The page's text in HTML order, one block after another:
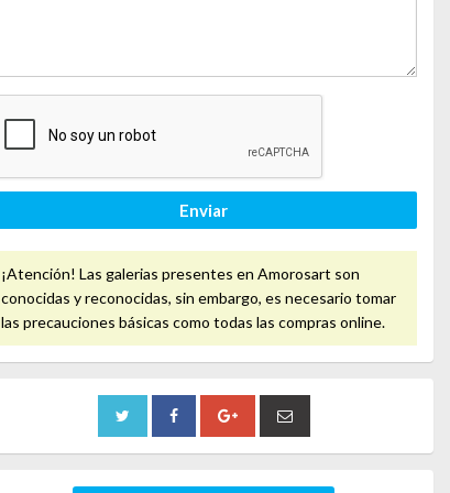
Enviar
¡Atención! Las galerias presentes en Amorosart son
conocidas y reconocidas, sin embargo, es necesario tomar
las precauciones básicas como todas las compras online.